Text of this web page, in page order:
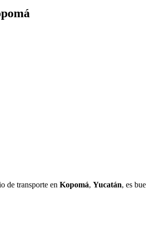
de transporte en Kopomá, Yucatán, es